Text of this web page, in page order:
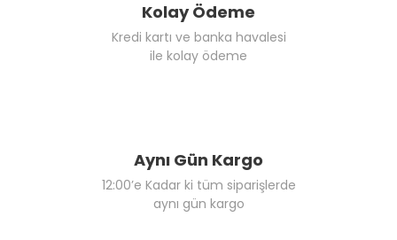
Kolay Ödeme
Kredi kartı ve banka havalesi
ile kolay ödeme
Aynı Gün Kargo
12:00’e Kadar ki tüm siparişlerde
aynı gün kargo